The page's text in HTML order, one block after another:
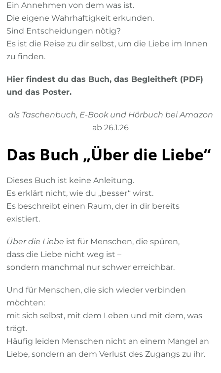
Ein Annehmen von dem was ist.
Die eigene Wahrhaftigkeit erkunden.
Sind Entscheidungen nötig?
Es ist die Reise zu dir selbst, um die Liebe im Innen
zu finden.
Hier findest du das Buch, das Begleitheft (PDF)
und das Poster.
als Taschenbuch, E-Book und Hörbuch bei Amazon
ab 26.1.26
Das Buch „Über die Liebe“
Dieses Buch ist keine Anleitung.
Es erklärt nicht, wie du „besser“ wirst.
Es beschreibt einen Raum, der in dir bereits
existiert.
Über die Liebe ist für Menschen, die spüren,
dass die Liebe nicht weg ist –
sondern manchmal nur schwer erreichbar.
Und für Menschen, die sich wieder verbinden
möchten:
mit sich selbst, mit dem Leben und mit dem, was
trägt.
Häufig leiden Menschen nicht an einem Mangel an
Liebe, sondern an dem Verlust des Zugangs zu ihr.